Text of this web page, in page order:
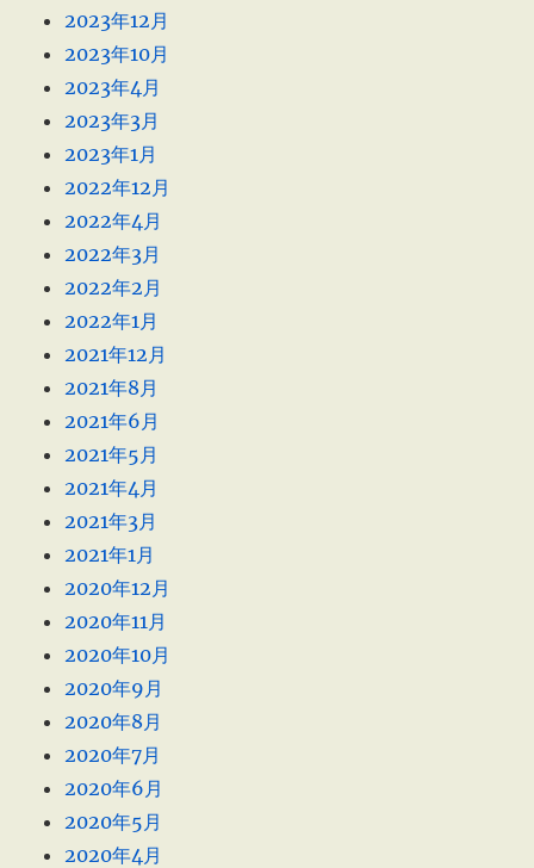
2023年12月
2023年10月
2023年4月
2023年3月
2023年1月
2022年12月
2022年4月
2022年3月
2022年2月
2022年1月
2021年12月
2021年8月
2021年6月
2021年5月
2021年4月
2021年3月
2021年1月
2020年12月
2020年11月
2020年10月
2020年9月
2020年8月
2020年7月
2020年6月
2020年5月
2020年4月